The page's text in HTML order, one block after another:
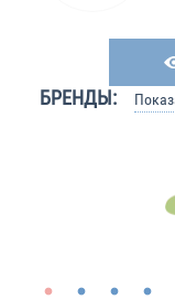
БРЕНДЫ: